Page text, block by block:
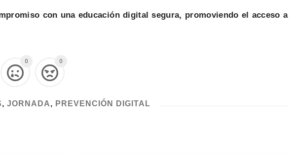
con una educación digital segura, promoviendo el acceso a
0 0
, JORNADA, PREVENCIÓN DIGITAL